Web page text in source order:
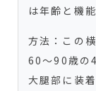
は年齢と機
方法：この
60～90歳の
大腿部に装